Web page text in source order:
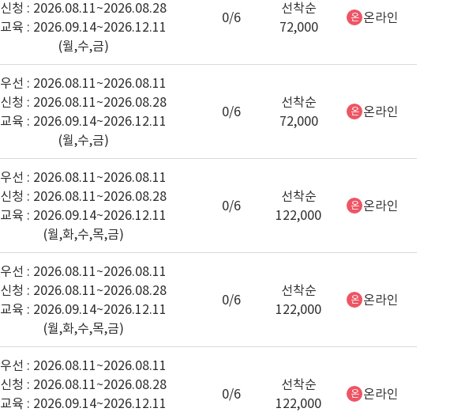
신청 : 2026.08.11~2026.08.28
교육 : 2026.09.14~2026.12.11
(월,수,금)
0/6
선착순
72,000
온 온라인
우선 : 2026.08.11~2026.08.11
신청 : 2026.08.11~2026.08.28
교육 : 2026.09.14~2026.12.11
(월,수,금)
0/6
선착순
72,000
온 온라인
우선 : 2026.08.11~2026.08.11
신청 : 2026.08.11~2026.08.28
교육 : 2026.09.14~2026.12.11
(월,화,수,목,금)
0/6
선착순
122,000
온 온라인
우선 : 2026.08.11~2026.08.11
신청 : 2026.08.11~2026.08.28
교육 : 2026.09.14~2026.12.11
(월,화,수,목,금)
0/6
선착순
122,000
온 온라인
우선 : 2026.08.11~2026.08.11
신청 : 2026.08.11~2026.08.28
교육 : 2026.09.14~2026.12.11
0/6
선착순
122,000
온 온라인